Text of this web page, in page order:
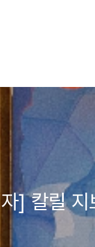
] 칼릴